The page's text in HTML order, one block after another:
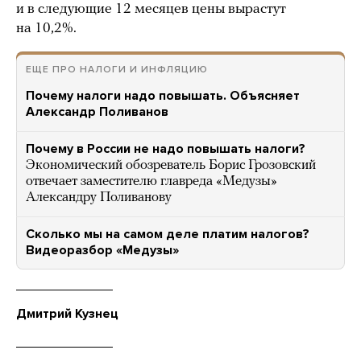
и в следующие 12 месяцев цены вырастут
на 10,2%.
ЕЩЕ ПРО НАЛОГИ И ИНФЛЯЦИЮ
Почему налоги надо повышать. Объясняет
Александр Поливанов
Почему в России не надо повышать налоги?
Экономический обозреватель Борис Грозовский
отвечает заместителю главреда «Медузы»
Александру Поливанову
Сколько мы на самом деле платим налогов?
Видеоразбор «Медузы»
Дмитрий Кузнец